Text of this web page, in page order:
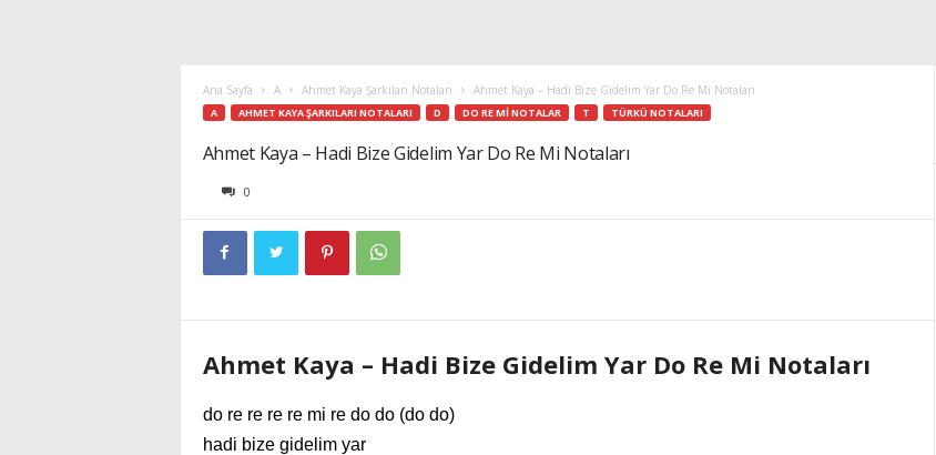
Ana Sayfa A Ahmet Kaya Şarkıları Notaları Ahmet Kaya – Hadi Bize Gidelim Yar Do Re Mi Notaları
A AHMET KAYA ŞARKILARI NOTALARI D DO RE MI NOTALAR T TÜRKÜ NOTALARI
Ahmet Kaya – Hadi Bize Gidelim Yar Do Re Mi Notaları
0
Ahmet Kaya – Hadi Bize Gidelim Yar Do Re Mi Notaları
do re re re re mi re do do (do do)
hadi bize gidelim yar